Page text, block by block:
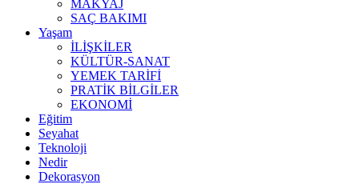
MAKYAJ
SAÇ BAKIMI
Yaşam
İLİŞKİLER
KÜLTÜR-SANAT
YEMEK TARİFİ
PRATİK BİLGİLER
EKONOMİ
Eğitim
Seyahat
Teknoloji
Nedir
Dekorasyon